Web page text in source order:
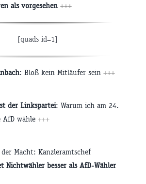
als vorgesehen +++
[quads id=1]
: Bloß kein Mitläufer sein +++
der Linkspartei: Warum ich am 24.
AfD wähle +++
Macht: Kanzleramtschef
Nichtwähler besser als AfD-Wähler